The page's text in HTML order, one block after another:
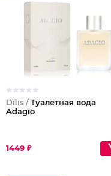
Dilis / Туалетная вода
Adagio
1449 ₽